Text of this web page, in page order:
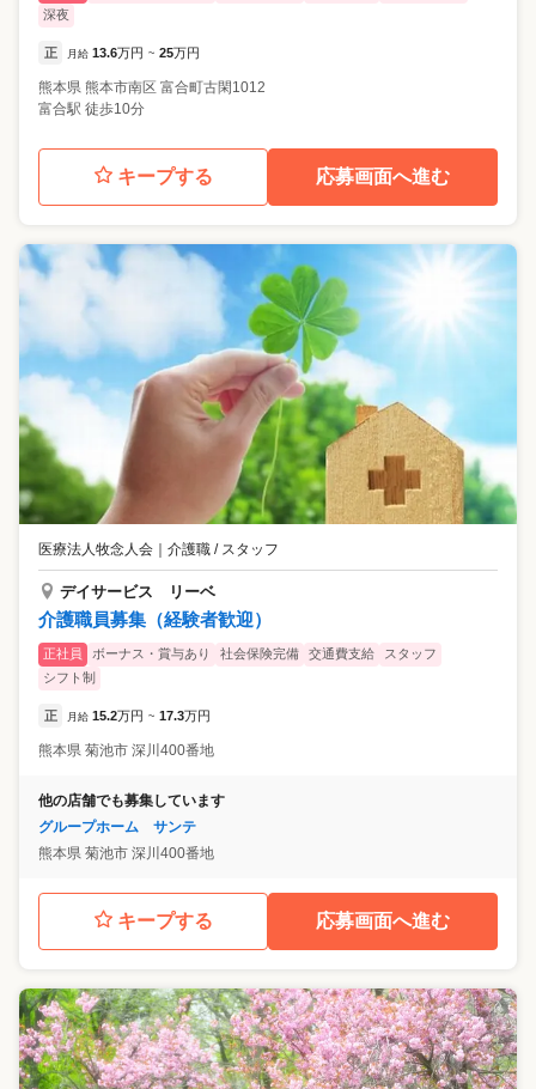
深夜
正 月給 13.6万円 ~ 25万円
熊本県 熊本市南区 富合町古閑1012
富合駅 徒歩10分
キープする 応募画面へ進む
医療法人牧念人会 ｜ 介護職 / スタッフ
デイサービス リーベ
介護職員募集（経験者歓迎）
正社員 ボーナス・賞与あり 社会保険完備 交通費支給
スタッフ
シフト制
正 月給 15.2万円 ~ 17.3万円
熊本県 菊池市 深川400番地
他の店舗でも募集しています
グループホーム サンテ
熊本県 菊池市 深川400番地
キープする 応募画面へ進む